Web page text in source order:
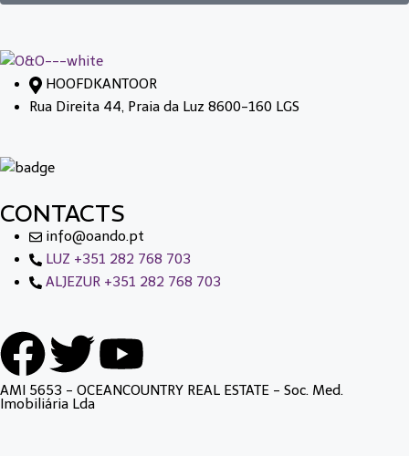
HOOFDKANTOOR
Rua Direita 44, Praia da Luz 8600-160 LGS
CONTACTS
info@oando.pt
LUZ +351 282 768 703
ALJEZUR +351 282 768 703
AMI 5653 - OCEANCOUNTRY REAL ESTATE - Soc. Med.
Imobiliária Lda